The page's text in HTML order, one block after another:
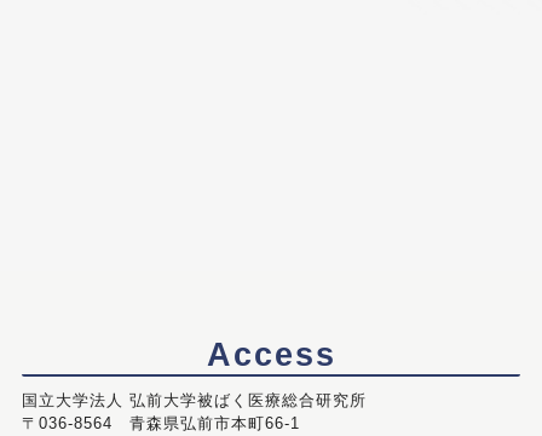
Access
国立大学法人 弘前大学被ばく医療総合研究所
〒036-8564 青森県弘前市本町66-1